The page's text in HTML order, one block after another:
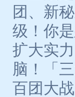
团、新
级！你
扩大实
脑！「
百团大